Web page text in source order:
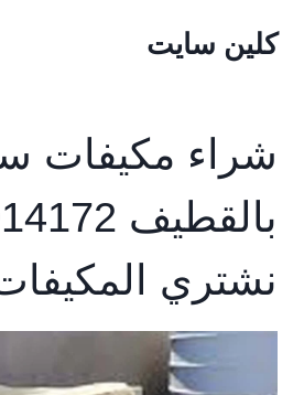
كلين سايت
شراء مكيفات
نشتري